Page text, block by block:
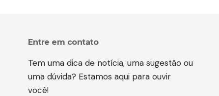
Entre em contato
Tem uma dica de notícia, uma sugestão ou
uma dúvida? Estamos aqui para ouvir
você!